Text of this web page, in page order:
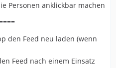
Personen anklickbar machen
den Feed neu laden (wenn
Feed nach einem Einsatz